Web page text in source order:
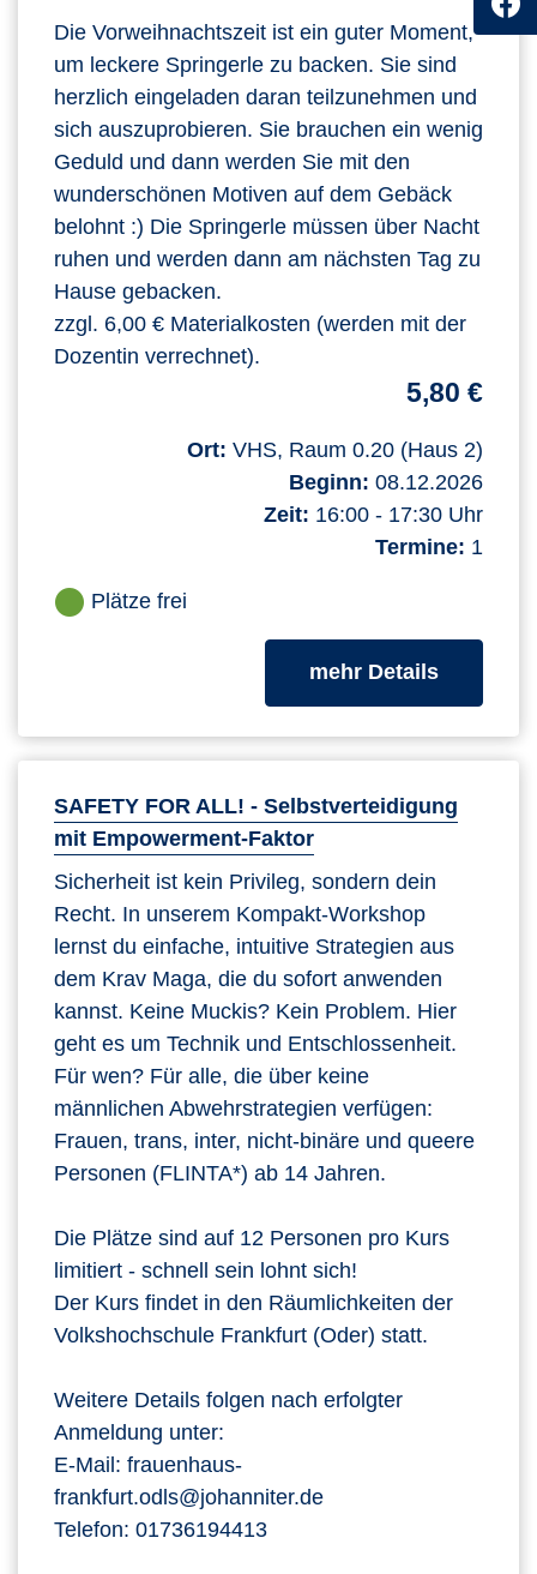
Die Vorweihnachtszeit ist ein guter Moment,
um leckere Springerle zu backen. Sie sind
herzlich eingeladen daran teilzunehmen und
sich auszuprobieren. Sie brauchen ein wenig
Geduld und dann werden Sie mit den
wunderschönen Motiven auf dem Gebäck
belohnt :) Die Springerle müssen über Nacht
ruhen und werden dann am nächsten Tag zu
Hause gebacken.
zzgl. 6,00 € Materialkosten (werden mit der
Dozentin verrechnet).
5,80 €
Ort: VHS, Raum 0.20 (Haus 2)
Beginn: 08.12.2026
Zeit: 16:00 - 17:30 Uhr
Termine: 1
Plätze frei
mehr Detailszum
SAFETY FOR ALL! - Selbstverteidigung
mit Empowerment-Faktor
Sicherheit ist kein Privileg, sondern dein
Recht. In unserem Kompakt-Workshop
lernst du einfache, intuitive Strategien aus
dem Krav Maga, die du sofort anwenden
kannst. Keine Muckis? Kein Problem. Hier
geht es um Technik und Entschlossenheit.
Für wen? Für alle, die über keine
männlichen Abwehrstrategien verfügen:
Frauen, trans, inter, nicht-binäre und queere
Personen (FLINTA*) ab 14 Jahren.
Die Plätze sind auf 12 Personen pro Kurs
limitiert - schnell sein lohnt sich!
Der Kurs findet in den Räumlichkeiten der
Volkshochschule Frankfurt (Oder) statt.
Weitere Details folgen nach erfolgter
Anmeldung unter:
E-Mail: frauenhaus-
frankfurt.odls@johanniter.de
Telefon: 01736194413